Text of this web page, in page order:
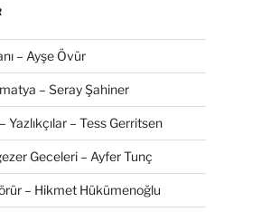
– Ayşe Övür
– Seray Şahiner
Yazlıkçılar – Tess Gerritsen
Geceleri – Ayfer Tunç
– Hikmet Hükümenoğlu